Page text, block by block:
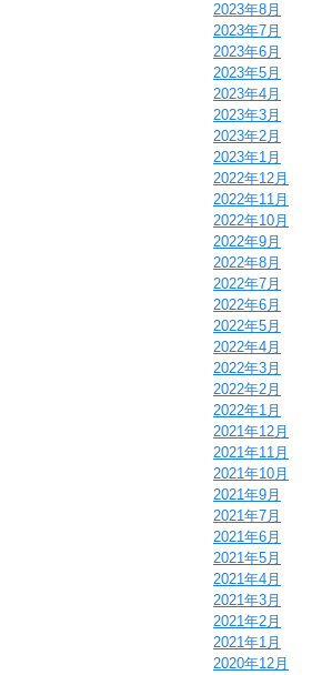
2023年8月
2023年7月
2023年6月
2023年5月
2023年4月
2023年3月
2023年2月
2023年1月
2022年12月
2022年11月
2022年10月
2022年9月
2022年8月
2022年7月
2022年6月
2022年5月
2022年4月
2022年3月
2022年2月
2022年1月
2021年12月
2021年11月
2021年10月
2021年9月
2021年7月
2021年6月
2021年5月
2021年4月
2021年3月
2021年2月
2021年1月
2020年12月